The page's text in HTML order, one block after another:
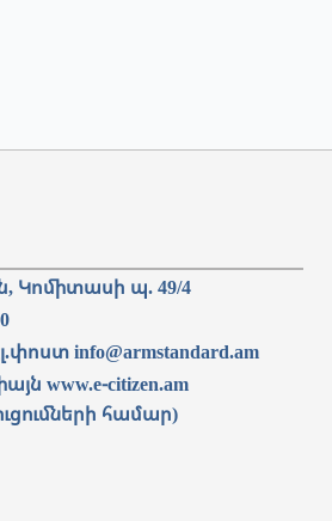
Կոմիտասի պ. 49/4
info@armstandard.am
www.e-citizen.am
համար)